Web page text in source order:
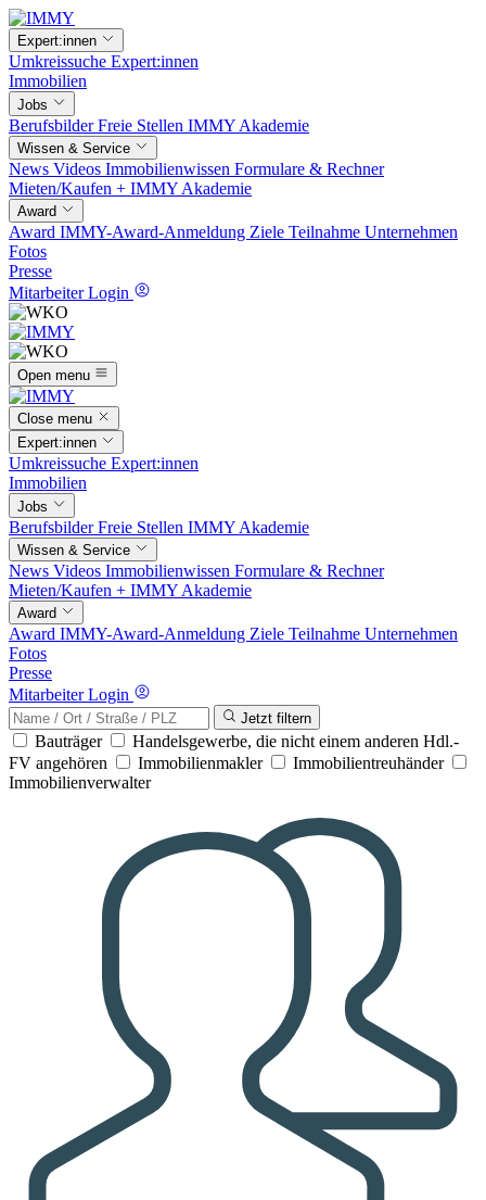
Expert:innen
Umkreissuche Expert:innen
Immobilien
Jobs
BerufsbilderFreie Stellen IMMY Akademie
Wissen & Service
News Videos Immobilienwissen Formulare & Rechner
Mieten/Kaufen + IMMY Akademie
Award
Award IMMY-Award-Anmeldung Ziele Teilnahme Unternehmen
Fotos
Presse
Mitarbeiter Login
Open menu
Close menu
Expert:innen
Umkreissuche Expert:innen
Immobilien
Jobs
BerufsbilderFreie Stellen IMMY Akademie
Wissen & Service
News Videos Immobilienwissen Formulare & Rechner
Mieten/Kaufen + IMMY Akademie
Award
Award IMMY-Award-Anmeldung Ziele Teilnahme Unternehmen
Fotos
Presse
Mitarbeiter Login
Jetzt filtern
Bauträger
Handelsgewerbe, die nicht einem anderen Hdl.-
FV angehören
Immobilienmakler
Immobilientreuhänder
Immobilienverwalter